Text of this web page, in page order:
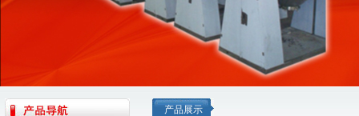
产品展示